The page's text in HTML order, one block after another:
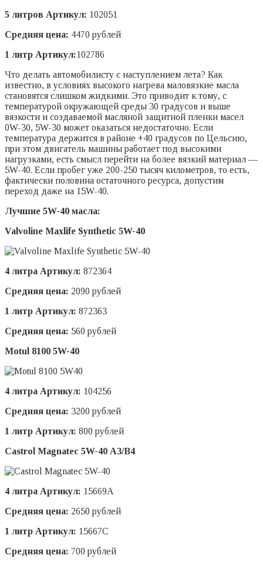
5 литров Артикул: 102051
Средняя цена: 4470 рублей
1 литр Артикул:102786
Что делать автомобилисту с наступлением лета? Как
известно, в условиях высокого нагрева маловязкие масла
становятся слишком жидкими. Это приводит к тому, с
температурой окружающей среды 30 градусов и выше
вязкости и создаваемой масляной защитной пленки масел
0W-30, 5W-30 может оказаться недостаточно. Если
температура держится в районе +40 градусов по Цельсию,
при этом двигатель машины работает под высокими
нагрузками, есть смысл перейти на более вязкий материал —
5W-40. Если пробег уже 200-250 тысяч километров, то есть,
фактически половина остаточного ресурса, допустим
переход даже на 15W-40.
Лучшие 5W-40 масла:
Valvoline Maxlife Synthetic 5W-40
4 литра Артикул: 872364
Средняя цена: 2090 рублей
1 литр Артикул: 872363
Средняя цена: 560 рублей
Motul 8100 5W-40
4 литра Артикул: 104256
Средняя цена: 3200 рублей
1 литр Артикул: 800 рублей
Castrol Magnatec 5W-40 А3/В4
4 литра Артикул: 15669A
Средняя цена: 2650 рублей
1 литр Артикул: 15667C
Средняя цена: 700 рублей